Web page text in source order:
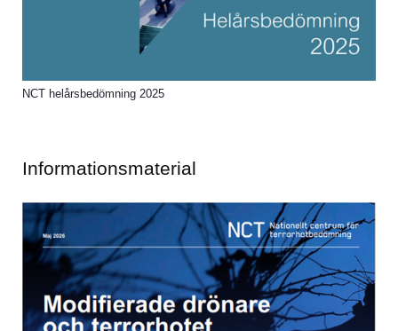
NCT helårsbedömning 2025
Informationsmaterial